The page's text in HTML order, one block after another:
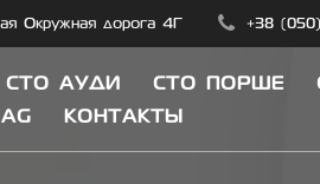
Окружная дорога 4Г +38
СТО АУДИ СТО ПОРШЕ
КОНТАКТЫ